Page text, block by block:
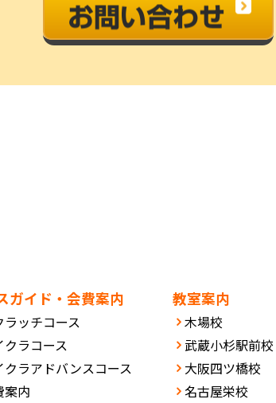
ガイド・会費案内
ラッチコース
クラコース
クラアドバンスコース
案内
教室案内
木場校
武蔵小杉駅前校
大阪四ツ橋校
名古屋栄校